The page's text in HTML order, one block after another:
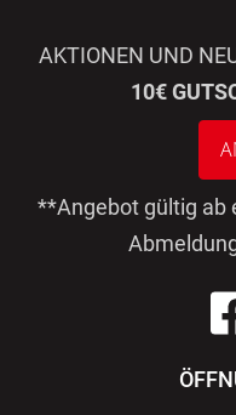
AKTIONEN UND
10€
**Angebot gültig ab